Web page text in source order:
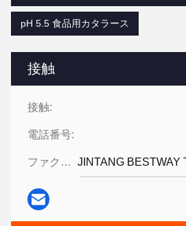
接触
接触:
電話番号:
ファクシミリ: JINTANG BESTWAY
pH 5.5 食品用カタラース